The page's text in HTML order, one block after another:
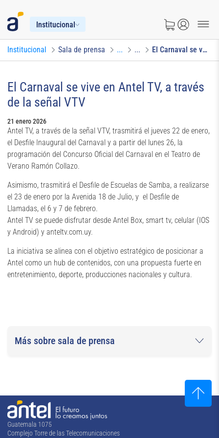
Institucional
Institucional Sala de prensa ... ... El Carnaval se vive en Antel TV, a través de la señal VTV
El Carnaval se vive en Antel TV, a través
de la señal VTV
21 enero 2026
Antel TV, a través de la señal VTV, trasmitirá el jueves 22 de enero,
el Desfile Inaugural del Carnaval y a partir del lunes 26, la
programación del Concurso Oficial del Carnaval en el Teatro de
Verano Ramón Collazo.
Asimismo, trasmitirá el Desfile de Escuelas de Samba, a realizarse
el 23 de enero por la Avenida 18 de Julio, y el Desfile de
Llamadas, el 6 y 7 de febrero.
Antel TV se puede disfrutar desde Antel Box, smart tv, celular (IOS
y Android) y anteltv.com.uy.
La iniciativa se alinea con el objetivo estratégico de posicionar a
Antel como un hub de contenidos, con una propuesta fuerte en
entretenimiento, deporte, producciones nacionales y cultura.
Más sobre sala de prensa
Guatemala 1075
Complejo Torre de las Telecomunicaciones